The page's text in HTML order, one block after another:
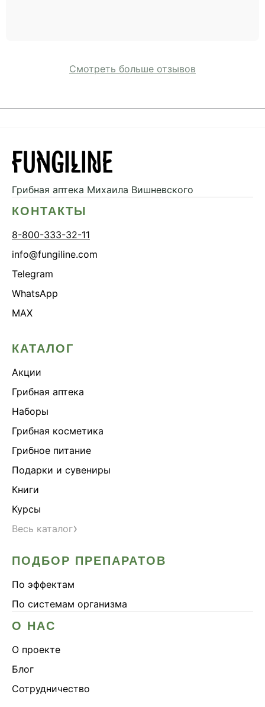
Смотреть больше отзывов
Грибная аптека Михаила Вишневского
КОНТАКТЫ
8-800-333-32-11
info@fungiline.com
Telegram
WhatsApp
MAX
КАТАЛОГ
Акции
Грибная аптека
Наборы
Грибная косметика
Грибное питание
Подарки и сувениры
Книги
Курсы
Весь каталог›
ПОДБОР ПРЕПАРАТОВ
По эффектам
По системам организма
О НАС
О проекте
Блог
Сотрудничество